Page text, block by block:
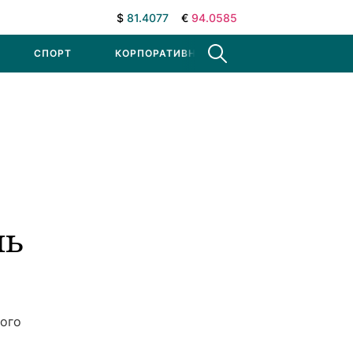
$ 81.4077 € 94.0585
СПОРТ КОРПОРАТИВНЫЕ НОВОСТИ